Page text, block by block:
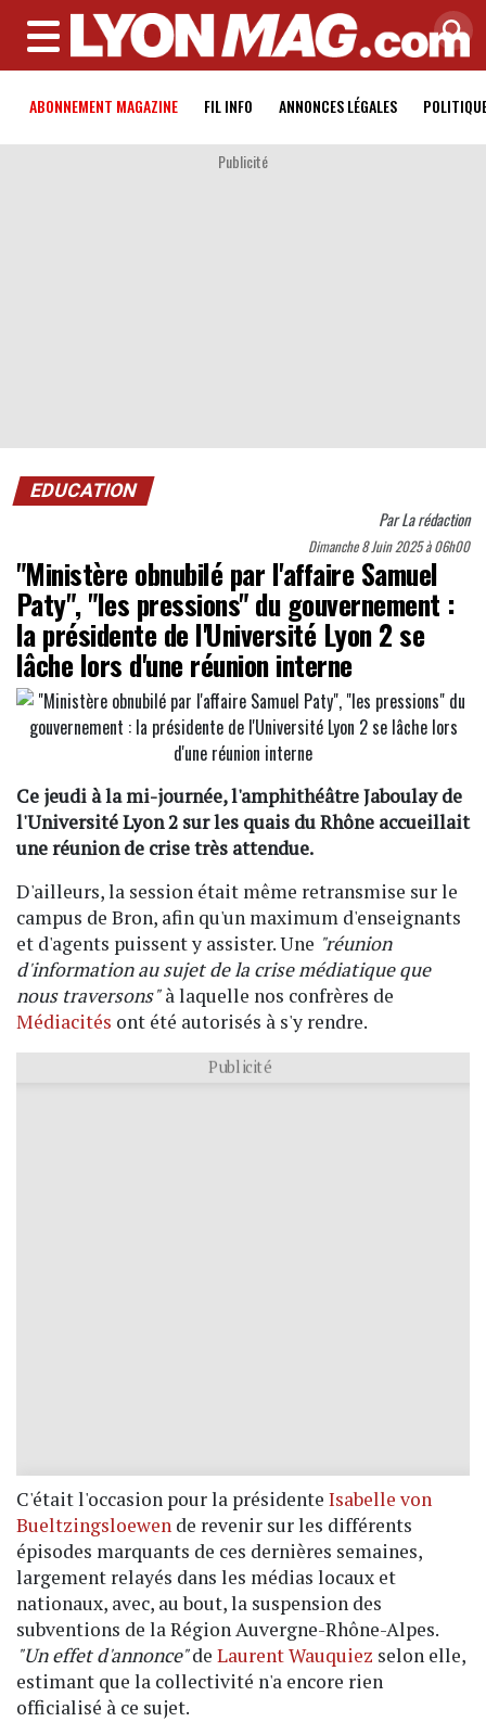
MENU
ABONNEMENT MAGAZINE FIL INFO ANNONCES LÉGALES
Publicité
EDUCATION
ParLa rédaction
Dimanche 8 Juin 2025 à 06h00
"Ministère obnubilé par l'affaire Samuel
Paty", "les pressions" du gouvernement :
la présidente de l'Université Lyon 2 se
lâche lors d'une réunion interne
Ce jeudi à la mi-journée, l'amphithéâtre Jaboulay de
l'Université Lyon 2 sur les quais du Rhône accueillait
une réunion de crise très attendue.
D'ailleurs, la session était même retransmise sur le
campus de Bron, afin qu'un maximum d'enseignants
et d'agents puissent y assister. Une "réunion
d'information au sujet de la crise médiatique que
nous traversons"à laquelle nos confrères de
Médiacités ont été autorisés à s'y rendre.
Publicité
C'était l'occasion pour la présidente Isabelle von
Bueltzingsloewen de revenir sur les différents
épisodes marquants de ces dernières semaines,
largement relayés dans les médias locaux et
nationaux, avec, au bout, la suspension des
subventions de la Région Auvergne-Rhône-Alpes.
"Un effet d'annonce"de Laurent Wauquiez selon elle,
estimant que la collectivité n'a encore rien
officialisé à ce sujet.